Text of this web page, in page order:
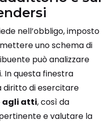
nell’obbligo, imposto
uno schema di
può analizzare
In questa finestra
diritto di esercitare
agli atti, così da
e valutare la